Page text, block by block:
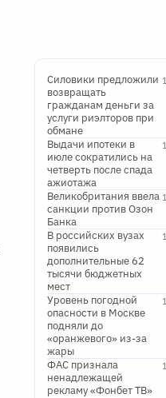
Силовики предложили
возвращать
гражданам деньги за
услуги риэлторов при
обмане
Выдачи ипотеки в
июле сократились на
четверть после спада
ажиотажа
Великобритания ввела
санкции против Озон
Банка
В российских вузах
появились
дополнительные 62
тысячи бюджетных
мест
Уровень погодной
опасности в Москве
подняли до
«оранжевого» из-за
жары
ФАС признала
ненадлежащей
рекламу «Фонбет ТВ»